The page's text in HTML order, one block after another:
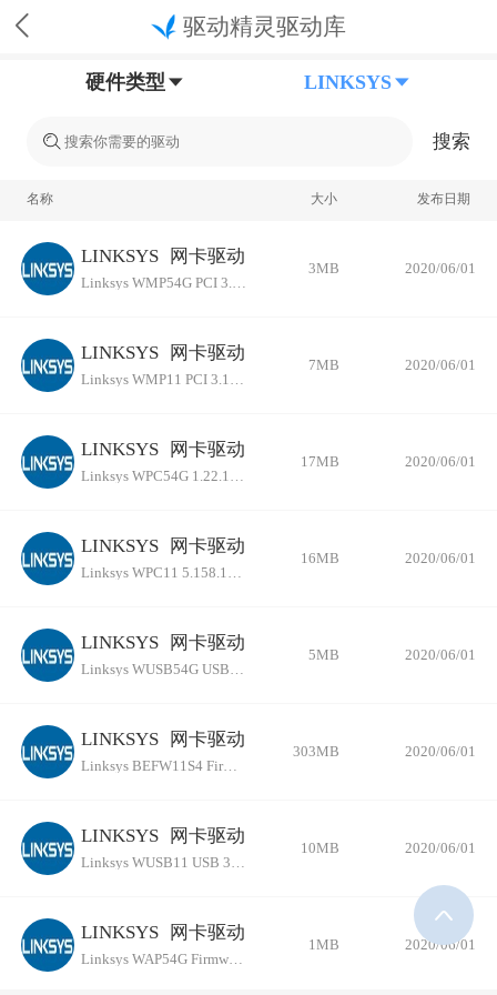
驱动精灵驱动库
硬件类型 LINKSYS
搜索
名称 大小 发布日期
LINKSYS 网卡驱动
3MB 2020/06/01
LINKSYS 网卡驱动
7MB 2020/06/01
LINKSYS 网卡驱动
17MB 2020/06/01
LINKSYS 网卡驱动
16MB 2020/06/01
LINKSYS 网卡驱动
5MB 2020/06/01
LINKSYS 网卡驱动
Linksys BEFW11S4 Firmware 1.50.14
303MB 2020/06/01
LINKSYS 网卡驱动
10MB 2020/06/01
LINKSYS 网卡驱动
Linksys WAP54G Firmware 2.07
1MB 2020/06/01